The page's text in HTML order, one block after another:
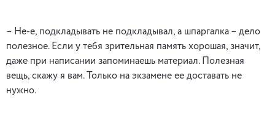
– Не-е, подкладывать не подкладывал, а шпаргалка – дело
полезное. Если у тебя зрительная память хорошая, значит,
даже при написании запоминаешь материал. Полезная
вещь, скажу я вам. Только на экзамене ее доставать не
нужно.